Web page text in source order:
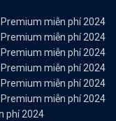
miễn phí 2024
miễn phí 2024
miễn phí 2024
miễn phí 2024
miễn phí 2024
miễn phí 2024
phí 2024